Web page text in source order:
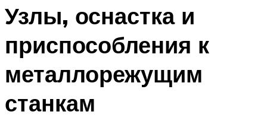
Узлы, оснастка и
приспособления к
металлорежущим
станкам